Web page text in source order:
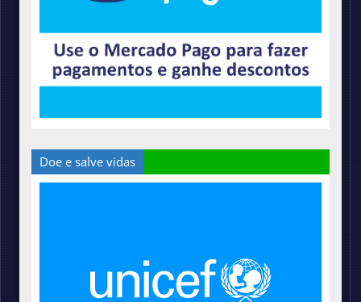
Doe e salve vidas